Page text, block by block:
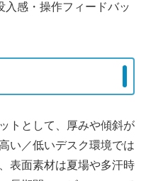
入感・操作フィードバッ
トとして、厚みや傾斜が
い／低いデスク環境では
表面素材は夏場や多汗時